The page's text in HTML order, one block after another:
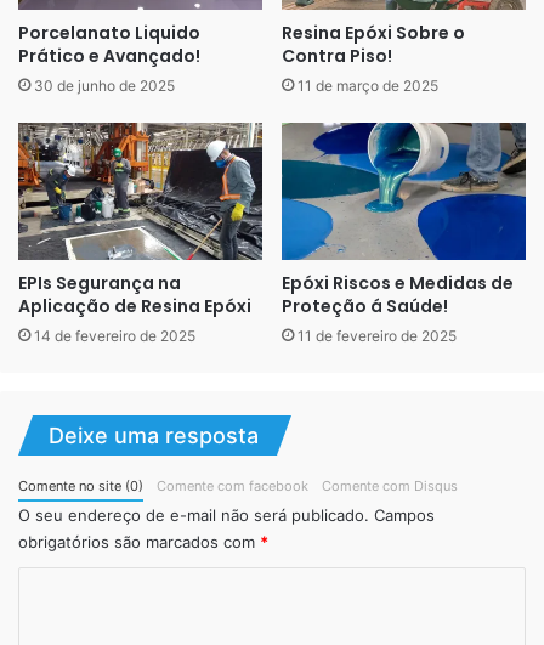
Liquid Piso piso epóxi
Porcelanato Liquido
Prático e Avançado!
30 de junho de 2025
Resina Epóxi Sobre o
Contra Piso!
11 de março de 2025
EPIs Segurança na
Aplicação de Resina Epóxi
14 de fevereiro de 2025
Epóxi Riscos e Medidas de
Proteção á Saúde!
11 de fevereiro de 2025
Deixe uma resposta
Comente no site (0) Comente com facebook Comente com Disqus
O seu endereço de e-mail não será publicado. Campos
obrigatórios são marcados com *